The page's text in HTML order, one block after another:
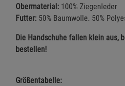
Obermaterial: 100% Ziegenleder
Futter: 50% Baumwolle. 50%
Die Handschuhe fallen klein aus,
bestellen!
Größentabelle: